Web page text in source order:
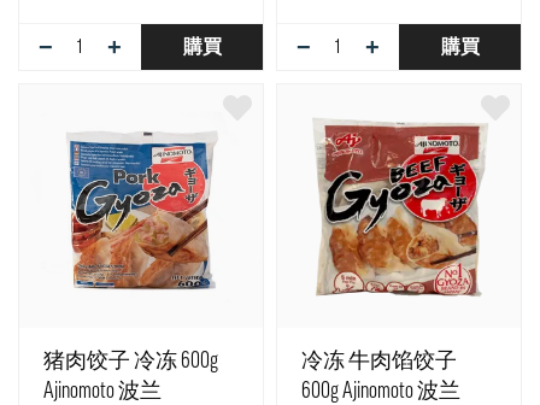
− + 購買 − + 購買
猪肉饺子 冷冻 600g
Ajinomoto 波兰
冷冻 牛肉馅饺子
600g Ajinomoto 波兰